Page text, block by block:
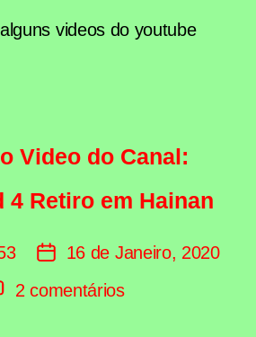
videos do youtube
Video do Canal:
4 Retiro em Hainan
Data
artigo
16 de Janeiro, 2020
2 comentáriosem